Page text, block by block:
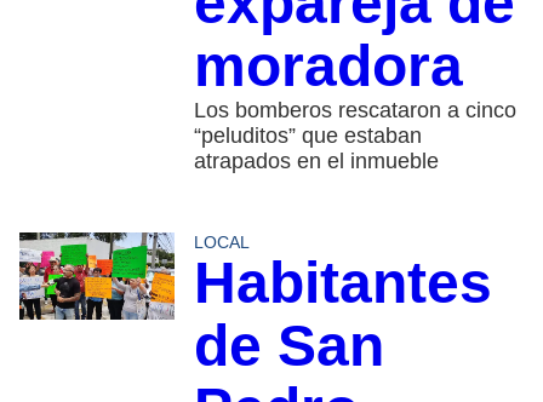
moradora
Los bomberos rescataron a cinco
“peluditos” que estaban
atrapados en el inmueble
LOCAL
Habitantes
de San